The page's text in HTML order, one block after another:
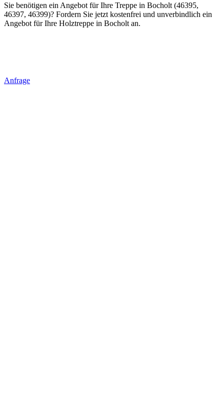
Sie benötigen ein Angebot für Ihre Treppe in Bocholt (46395,
46397, 46399)? Fordern Sie jetzt kostenfrei und unverbindlich ein
Angebot für Ihre Holztreppe in Bocholt an.
Anfrage